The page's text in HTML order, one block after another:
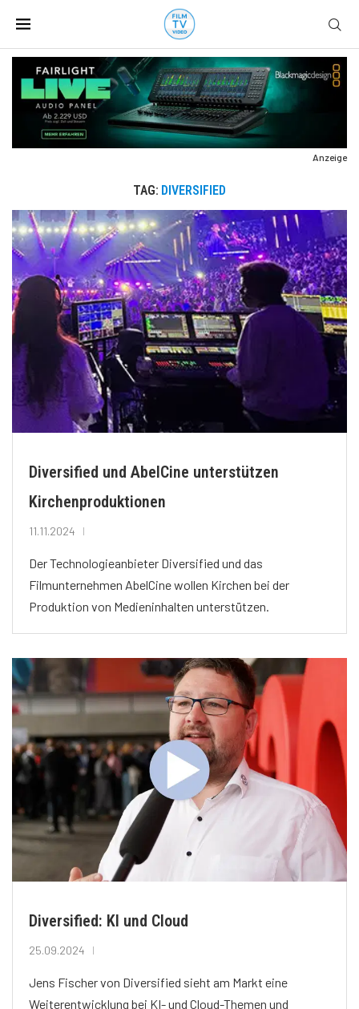
Anzeige
TAG: DIVERSIFIED
Diversified und AbelCine unterstützen
Kirchenproduktionen
11.11.2024
Der Technologieanbieter Diversified und das
Filmunternehmen AbelCine wollen Kirchen bei der
Produktion von Medieninhalten unterstützen.
Diversified: KI und Cloud
25.09.2024
Jens Fischer von Diversified sieht am Markt eine
Weiterentwicklung bei KI- und Cloud-Themen und